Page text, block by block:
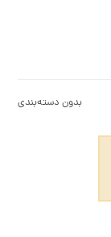
بدون دسته‌بندی